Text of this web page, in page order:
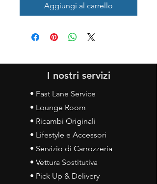
Aggiungi al carrello
I nostri servizi
• Fast Lane Service
• Lounge Room
• Ricambi Originali
• Lifestyle e Accessori
• Servizio di Carrozzeria
• Vettura Sostitutiva
• Pick Up & Delivery